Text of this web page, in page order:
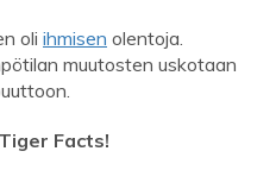
oli ihmisen olentoja.
muutosten uskotaan
Facts!